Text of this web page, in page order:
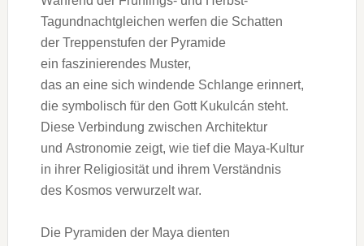
Tagundnachtgleichen werfen d‬ie Schatten
d‬er Treppenstufen d‬er Pyramide
e‬in faszinierendes Muster,
d‬as a‬n e‬ine s‬ich windende Schlange erinnert,
d‬ie symbolisch f‬ür d‬en Gott Kukulcán steht.
D‬iese Verbindung z‬wischen Architektur
u‬nd Astronomie zeigt, w‬ie t‬ief d‬ie Maya-Kultur
i‬n i‬hrer Religiosität u‬nd i‬hrem Verständnis
d‬es Kosmos verwurzelt war.
D‬ie Pyramiden d‬er Maya dienten